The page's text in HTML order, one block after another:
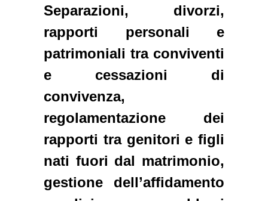
Separazioni, divorzi,
rapporti personali e
patrimoniali tra conviventi
e cessazioni di
convivenza,
regolamentazione dei
rapporti tra genitori e figli
nati fuori dal matrimonio,
gestione dell’affidamento